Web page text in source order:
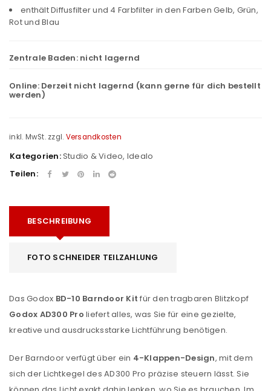
enthält Diffusfilter und 4 Farbfilter in den Farben Gelb, Grün,
Rot und Blau
Zentrale Baden: nicht lagernd
Online: Derzeit nicht lagernd (kann gerne für dich bestellt
werden)
inkl. MwSt. zzgl. Versandkosten
Kategorien:Studio & Video, Idealo
Teilen:
BESCHREIBUNG
FOTO SCHNEIDER TEILZAHLUNG
Das Godox BD-10 Barndoor Kit für den tragbaren Blitzkopf
Godox AD300 Pro liefert alles, was Sie für eine gezielte,
kreative und ausdrucksstarke Lichtführung benötigen.
Der Barndoor verfügt über ein 4-Klappen-Design, mit dem
sich der Lichtkegel des AD300 Pro präzise steuern lässt. Sie